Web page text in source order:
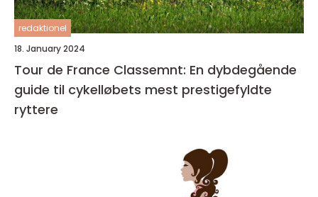
redaktionel
18. January 2024
Tour de France Classemnt: En dybdegående
guide til cykelløbets mest prestigefyldte
ryttere